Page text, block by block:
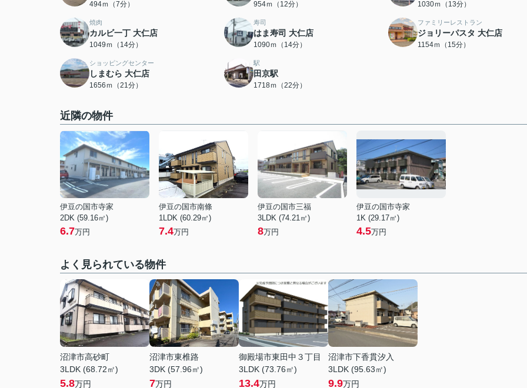
494ｍ（7分） 954ｍ（12分） 1030ｍ（13分）
焼肉
カルビ一丁 大仁店
1049ｍ（14分）
寿司
はま寿司 大仁店
1090ｍ（14分）
ファミリーレストラン
ジョリーパスタ 大仁店
1154ｍ（15分）
ショッピングセンター
しまむら 大仁店
1656ｍ（21分）
駅
田京駅
1718ｍ（22分）
近隣の物件
伊豆の国市寺家
2DK (59.16㎡)
6.7万円
伊豆の国市南條
1LDK (60.29㎡)
7.4万円
伊豆の国市三福
3LDK (74.21㎡)
8万円
伊豆の国市寺家
1K (29.17㎡)
4.5万円
よく見られている物件
沼津市高砂町
3LDK (68.72㎡)
5.8万円
沼津市東椎路
3DK (57.96㎡)
7万円
御殿場市東田中３丁目
3LDK (73.76㎡)
13.4万円
沼津市下香貫汐入
3LDK (95.63㎡)
9.9万円